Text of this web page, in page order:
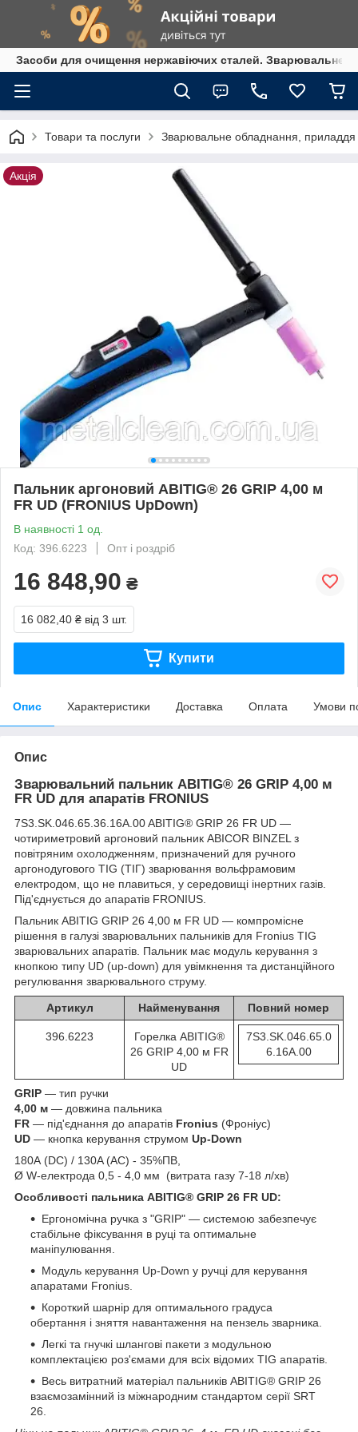
Засоби для очищення нержавіючих сталей. Зварювальне
Товари та послуги Зварювальне обладнання, приладдя
Акція
Пальник аргоновий ABITIG® 26 GRIP 4,00 м
FR UD (FRONIUS UpDown)
В наявності 1 од.
Код: 396.6223
Опт і роздріб
16 848,90 ₴
16 082,40 ₴ від 3 шт.
Купити
Опис Характеристики Доставка Оплата Умови
Опис
Зварювальний пальник ABITIG® 26 GRIP 4,00 м
FR UD для апаратів FRONIUS
7S3.SK.046.65.36.16A.00 ABITIG® GRIP 26 FR UD —
чотириметровий аргоновий пальник ABICOR BINZEL з
повітряним охолодженням, призначений для ручного
аргонодугового TIG (ТІГ) зварювання вольфрамовим
електродом, що не плавиться, у середовищі інертних газів.
Під'єднується до апаратів FRONIUS.
Пальник ABITIG GRIP 26 4,00 м FR UD — компромісне
рішення в галузі зварювальних пальників для Fronius TIG
зварювальних апаратів. Пальник має модуль керування з
кнопкою типу UD (up-down) для увімкнення та дистанційного
регулювання зварювального струму.
Артикул Найменування Повний номер
396.6223
Горелка ABITIG®
26 GRIP 4,00 м FR
UD
7S3.SK.046.65.0
6.16A.00
GRIP — тип ручки
4,00 м — довжина пальника
FR — під'єднання до апаратів Fronius (Фроніус)
UD — кнопка керування струмом Up-Down
180А (DC) / 130A (AC) - 35%ПВ,
Ø W-електрода 0,5 - 4,0 мм (витрата газу 7-18 л/хв)
Особливості пальника ABITIG® GRIP 26 FR UD:
Ергономічна ручка з "GRIP" — системою забезпечує
стабільне фіксування в руці та оптимальне
маніпулювання.
Модуль керування Up-Down у ручці для керування
апаратами Fronius.
Короткий шарнір для оптимального градуса
обертання і зняття навантаження на пензель зварника.
Легкі та гнучкі шлангові пакети з модульною
комплектацією роз'ємами для всіх відомих TIG апаратів.
Весь витратний матеріал пальників ABITIG® GRIP 26
взаємозамінний із міжнародним стандартом серії SRT
26.